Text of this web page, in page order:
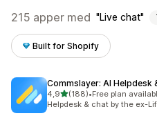
215 apper med Live chat
Built for Shopify
Commslayer: AI Helpdesk
4,9av 5 stjerner
(188)
Totalt 188 omtaler
•Free plan
Helpdesk & chat by the ex-